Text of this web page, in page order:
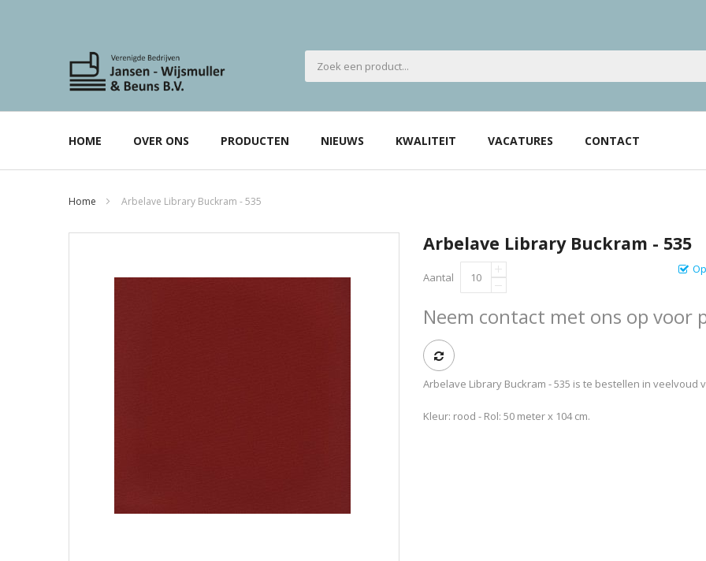
HOME OVER ONS PRODUCTEN NIEUWS KWALITEIT VACATURES CONTACT
Home Arbelave Library Buckram - 535
Arbelave Library Buckram - 535
Aantal
Neem contact met ons op voor
Arbelave Library Buckram - 535 is te bestellen in veelvoud
Kleur: rood - Rol: 50 meter x 104 cm.